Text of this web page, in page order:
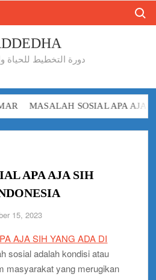
دورة التخطيط للحياة
SOSIAL APA AJA SIH
APA AJA SIH
15, 2023
AJA SIH YANG ADA DI
sosial adalah kondisi atau
masyarakat yang merugikan